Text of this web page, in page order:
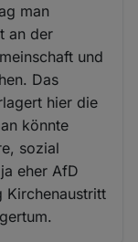
man
an der
und
Das
hier die
könnte
sozial
eher AfD
Kirchenaustritt